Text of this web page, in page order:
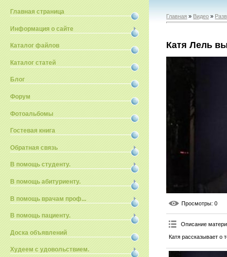
Главная страница
Информация о сайте
Каталог файлов
Каталог статей
Блог
Форум
Фотоальбомы
Гостевая книга
Обратная связь
В помощь студенту.
В помощь абитуриенту.
В помощь врачам проф...
В помощь пациенту.
Доска объявлений
Худеем с удовольствием.
Главная » Видео »
Катя Лель
Просмотры: 0
Описание
Катя рассказывает о